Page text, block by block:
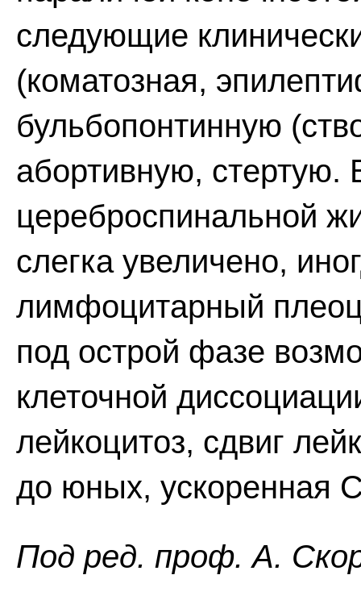
следующие
(коматозная,
бульбопонтинную
абортивную, стертую.
цереброспинальной
слегка увеличено,
лимфоцитарный
под острой фазе
клеточной
лейкоцитоз, сдвиг
до юных, ускоренная
Пoд peд. проф. А.